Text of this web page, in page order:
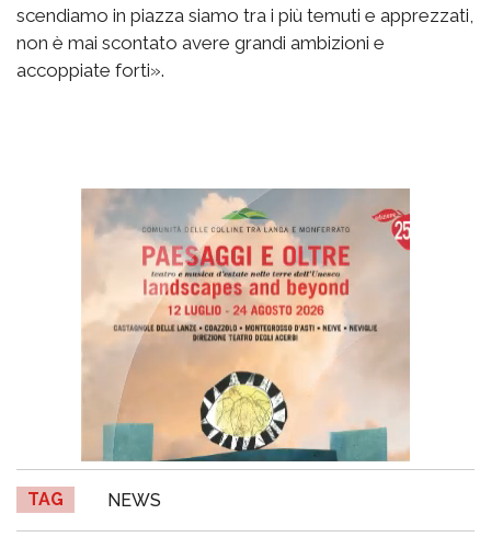
scendiamo in piazza siamo tra i più temuti e apprezzati,
non è mai scontato avere grandi ambizioni e
accoppiate forti».
TAG NEWS